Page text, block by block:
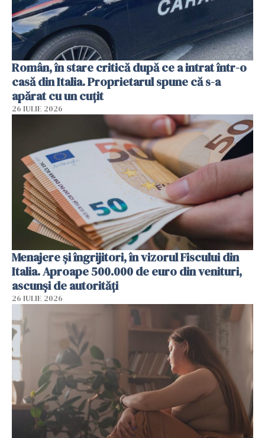
Român, în stare critică după ce a intrat într-o
casă din Italia. Proprietarul spune că s-a
apărat cu un cuțit
26 IULIE 2026
Menajere și îngrijitori, în vizorul Fiscului din
Italia. Aproape 500.000 de euro din venituri,
ascunși de autorități
26 IULIE 2026